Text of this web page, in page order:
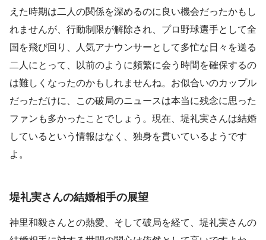
えた時期は二人の関係を深めるのに良い機会だったかもし
れませんが、行動制限が解除され、プロ野球選手として全
国を飛び回り、人気アナウンサーとして多忙な日々を送る
二人にとって、以前のように頻繁に会う時間を確保するの
は難しくなったのかもしれませんね。お似合いのカップル
だっただけに、この破局のニュースは本当に残念に思った
ファンも多かったことでしょう。現在、堤礼実さんは結婚
しているという情報はなく、独身を貫いているようです
よ。
堤礼実さんの結婚相手の展望
神里和毅さんとの熱愛、そして破局を経て、堤礼実さんの